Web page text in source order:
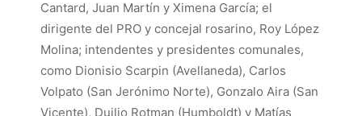
Cantard, Juan Martín y Ximena García; el
dirigente del PRO y concejal rosarino, Roy López
Molina; intendentes y presidentes comunales,
como Dionisio Scarpin (Avellaneda), Carlos
Volpato (San Jerónimo Norte), Gonzalo Aira (San
Vicente), Duilio Rotman (Humboldt) y Matías